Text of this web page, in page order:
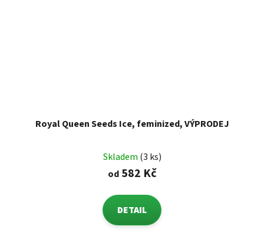
Royal Queen Seeds Ice, feminized, VÝPRODEJ
Skladem (3 ks)
od582 Kč
DETAIL